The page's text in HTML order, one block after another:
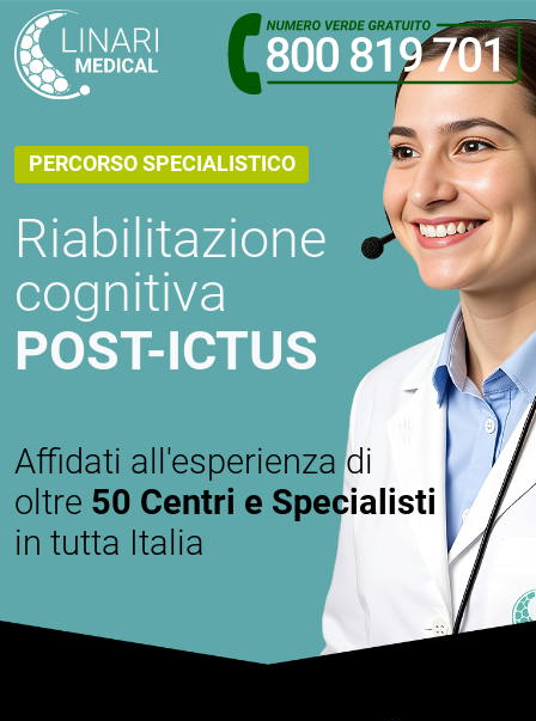
PERCORSO SPECIALISTICO
Riabilitazione
cognitiva
POST-ICTUS
Affidati all'esperienza di
oltre 50 Centri e Specialisti
in tutta Italia